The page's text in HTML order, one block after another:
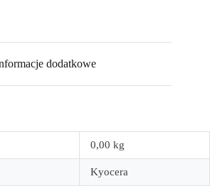
dodatkowe
0,00 kg
Kyocera